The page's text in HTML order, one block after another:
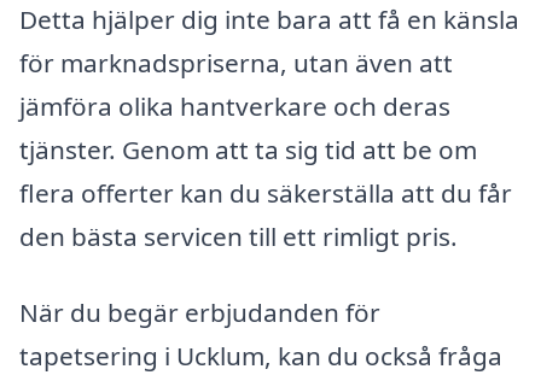
Detta hjälper dig inte bara att få en känsla
för marknadspriserna, utan även att
jämföra olika hantverkare och deras
tjänster. Genom att ta sig tid att be om
flera offerter kan du säkerställa att du får
den bästa servicen till ett rimligt pris.
När du begär erbjudanden för
tapetsering i Ucklum, kan du också fråga